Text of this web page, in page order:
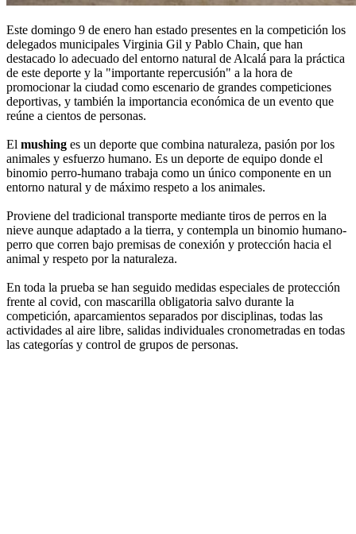
Este domingo 9 de enero han estado presentes en la competición los
delegados municipales Virginia Gil y Pablo Chain, que han
destacado lo adecuado del entorno natural de Alcalá para la práctica
de este deporte y la "importante repercusión" a la hora de
promocionar la ciudad como escenario de grandes competiciones
deportivas, y también la importancia económica de un evento que
reúne a cientos de personas.
El mushing es un deporte que combina naturaleza, pasión por los
animales y esfuerzo humano. Es un deporte de equipo donde el
binomio perro-humano trabaja como un único componente en un
entorno natural y de máximo respeto a los animales.
Proviene del tradicional transporte mediante tiros de perros en la
nieve aunque adaptado a la tierra, y contempla un binomio humano-
perro que corren bajo premisas de conexión y protección hacia el
animal y respeto por la naturaleza.
En toda la prueba se han seguido medidas especiales de protección
frente al covid, con mascarilla obligatoria salvo durante la
competición, aparcamientos separados por disciplinas, todas las
actividades al aire libre, salidas individuales cronometradas en todas
las categorías y control de grupos de personas.